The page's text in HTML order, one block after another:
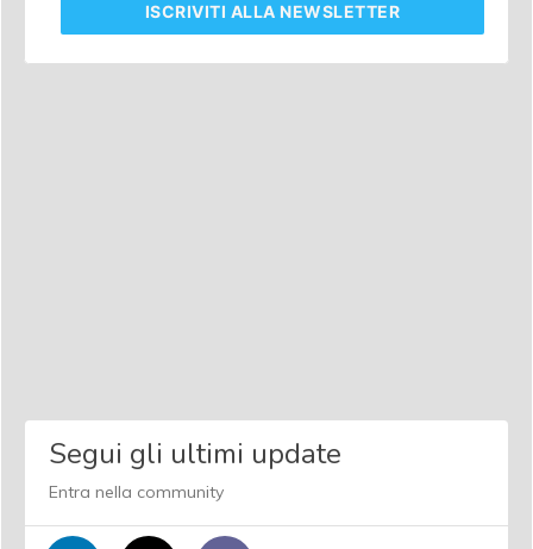
ISCRIVITI ALLA NEWSLETTER
Segui gli ultimi update
Entra nella community